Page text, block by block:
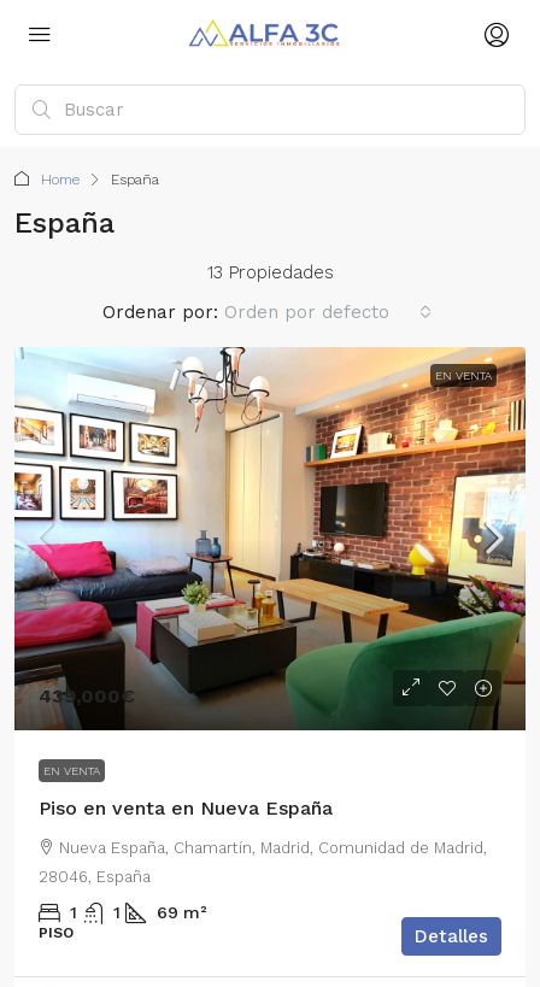
Home España
España
13 Propiedades
Ordenar por: Orden por defecto
EN VENTA
439,000€
EN VENTA
Piso en venta en Nueva España
Nueva España, Chamartín, Madrid, Comunidad de Madrid,
28046, España
1 1 69 m²
PISO Detalles